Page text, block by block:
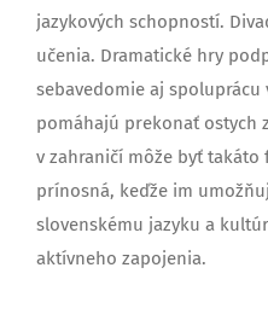
jazykových schopností.
učenia. Dramatické hry
sebavedomie aj spoluprácu
pomáhajú prekonať ostych
v zahraničí môže byť takáto
prínosná, keďže im
slovenskému jazyku a
aktívneho zapojenia.